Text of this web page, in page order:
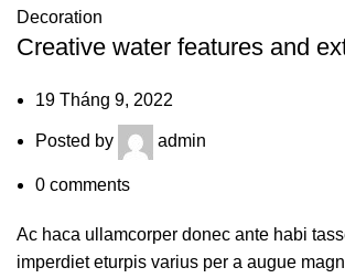
Decoration
Creative water features and
19 Tháng 9, 2022
Posted by admin
0 comments
Ac haca ullamcorper donec ante habi
imperdiet eturpis varius per a augue